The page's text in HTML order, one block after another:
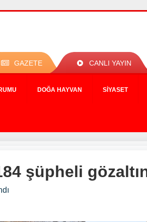
GAZETE CANLI YAYIN
DOĞA HAYVAN SIYASET
şüpheli